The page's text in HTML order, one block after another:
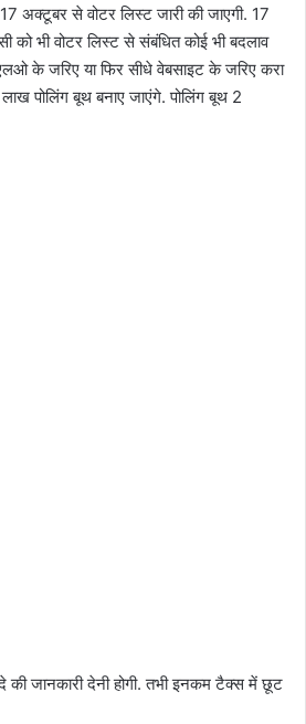
17 अक्टूबर से वोटर लिस्ट जारी की जाएगी. 17
भी वोटर लिस्ट से संबंधित कोई भी बदलाव
के जरिए या फिर सीधे वेबसाइट के जरिए करा
पोलिंग बूथ बनाए जाएंगे. पोलिंग बूथ 2
की जानकारी देनी होगी. तभी इनकम टैक्स में छूट